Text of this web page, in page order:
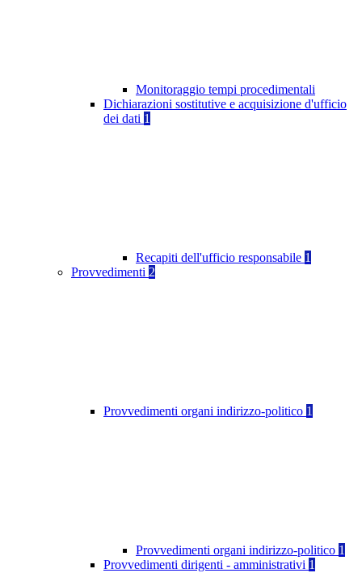
Monitoraggio tempi procedimentali
Dichiarazioni sostitutive e acquisizione d'ufficio
dei dati 1
Recapiti dell'ufficio responsabile 1
Provvedimenti 2
Provvedimenti organi indirizzo-politico 1
Provvedimenti organi indirizzo-politico 1
Provvedimenti dirigenti - amministrativi 1